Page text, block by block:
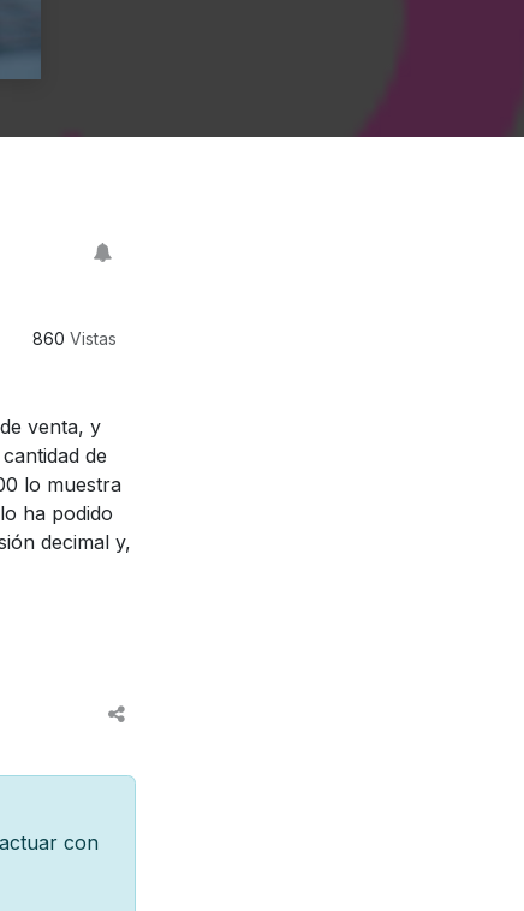
860 Vistas
venta, y
de
lo muestra
ha podido
decimal y,
con